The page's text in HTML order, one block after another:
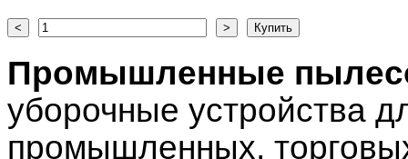
Промышленные
уборочные устройства
промышленных,